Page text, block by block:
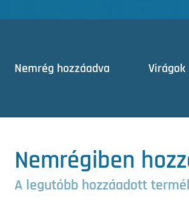
Nemrég hozzáadva Virágok
Hűtés
Kultúra váltás
Növényvédelem
Nemrégiben
A legutóbb hozzáadott